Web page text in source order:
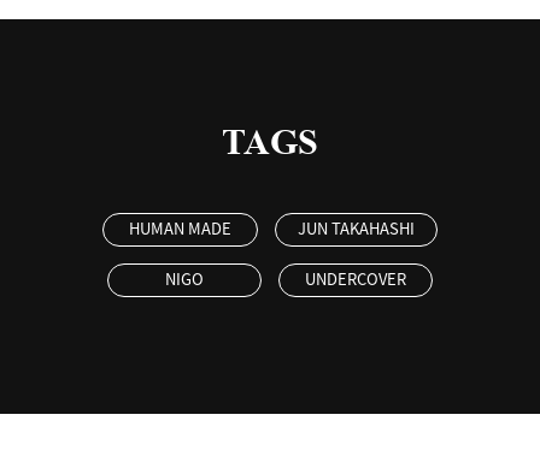
TAGS
HUMAN MADE JUN TAKAHASHI
NIGO UNDERCOVER